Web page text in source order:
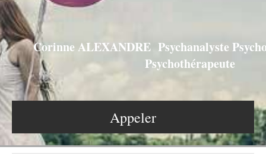
Corinne ALEXANDRE Psychanalyste
Psychothérapeute
Appeler